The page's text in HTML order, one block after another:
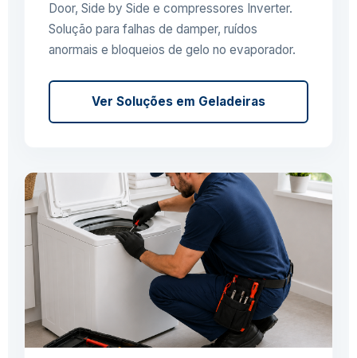
Door, Side by Side e compressores Inverter.
Solução para falhas de damper, ruídos
anormais e bloqueios de gelo no evaporador.
Ver Soluções em Geladeiras